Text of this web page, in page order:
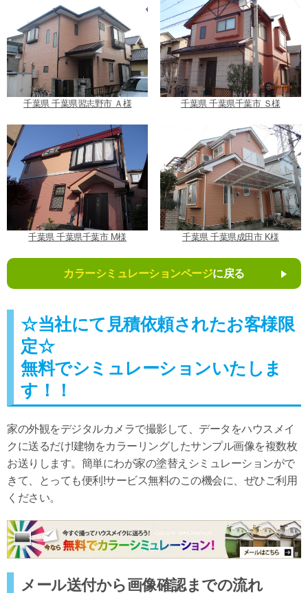
千葉県 千葉県習志野市 Ａ様 千葉県 千葉県千葉市 Ｓ様
千葉県 千葉県千葉市 M様 千葉県 千葉県成田市 K様
カラーシミュレーションページに戻る
☆当社にて見積依頼されたお客様限
定☆
無料でシミュレーションいたしま
す！！
家の外観をデジタルカメラで撮影して、データをハウスメイ
クに送るだけ!建物をカラーリングしたサンプル画像を複数枚
お送りします。簡単にわが家の塗替えシミュレーションがで
きて、とっても便利!サービス無料のこの機会に、ぜひご利用
ください。
メール送付から画像確認までの流れ